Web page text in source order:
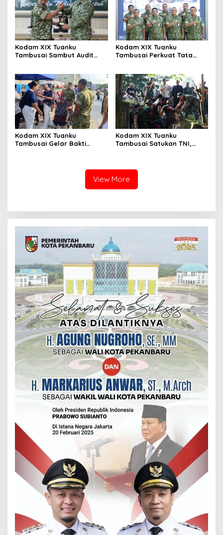
Kodam XIX Tuanku
Tambusai Sambut Audit
Kunci
Kodam XIX Tuanku
Tambusai Perkuat Tata
Penatausahaan Sesi II TA
2026
Kodam XIX Tuanku
Tambusai Gelar Bakti
Kodam XIX Tuanku
Tambusai Satukan TNI,
dan Pelabuhan Sei Duku
View More